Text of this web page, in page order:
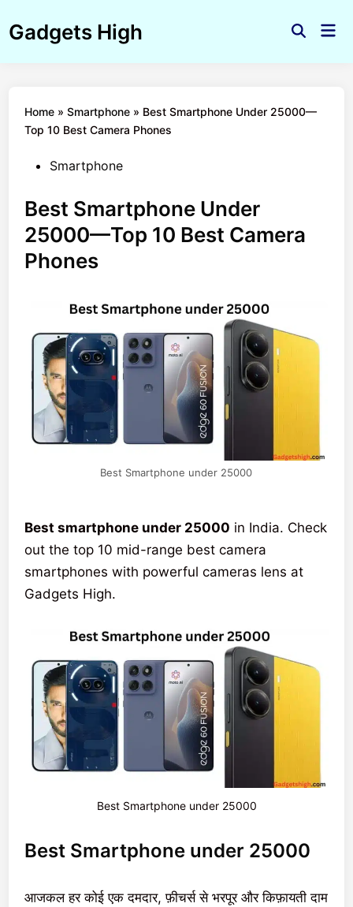
toGadgets High
Open
Home »Smartphone » Best Smartphone Under 25000—
Top 10 Best Camera Phones
PostedSmartphone
Best Smartphone Under
25000—Top 10 Best Camera
Phones
Best Smartphone under 25000
Best smartphone under 25000 in India. Check
out the top 10 mid-range best camera
smartphones with powerful cameras lens at
Gadgets High.
Best Smartphone under 25000
Best Smartphone under 25000
आजकल हर कोई एक दमदार, फ़ीचर्स से भरपूर और किफ़ायती दाम